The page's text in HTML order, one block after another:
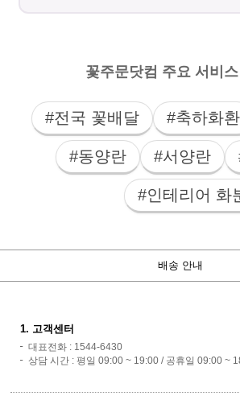
꽃주문닷컴 주요 서비스
#전국 꽃배달 #축하화환
#동양란 #서양란
#인테리어 화
배송 안내
1. 고객센터
대표전화 : 1544-6430
상담 시간 : 평일 09:00 ~ 19:00 / 공휴일 09:00 ~